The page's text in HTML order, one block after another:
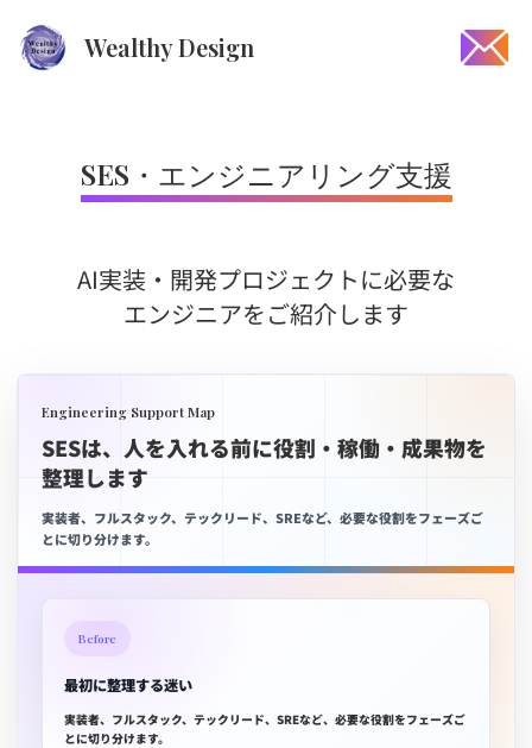
Wealthy Design
SES・エンジニアリング支援
AI実装・開発プロジェクトに必要な
エンジニアをご紹介します
Engineering Support Map
SESは、人を入れる前に役割・稼働・成果物を
整理します
実装者、フルスタック、テックリード、SREなど、必要な役割をフェーズご
とに切り分けます。
Before
最初に整理する迷い
実装者、フルスタック、テックリード、SREなど、必要な役割をフェーズご
とに切り分けます。